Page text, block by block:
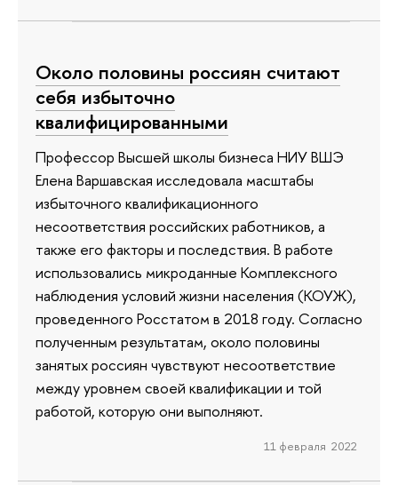
Около половины россиян считают
себя избыточно
квалифицированными
Профессор Высшей школы бизнеса НИУ ВШЭ
Елена Варшавская исследовала масштабы
избыточного квалификационного
несоответствия российских работников, а
также его факторы и последствия. В работе
использовались микроданные Комплексного
наблюдения условий жизни населения (КОУЖ),
проведенного Росстатом в 2018 году. Согласно
полученным результатам, около половины
занятых россиян чувствуют несоответствие
между уровнем своей квалификации и той
работой, которую они выполняют.
11 февраля 2022